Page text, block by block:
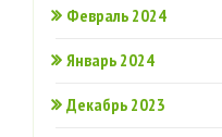
Февраль 2024
Январь 2024
Декабрь 2023